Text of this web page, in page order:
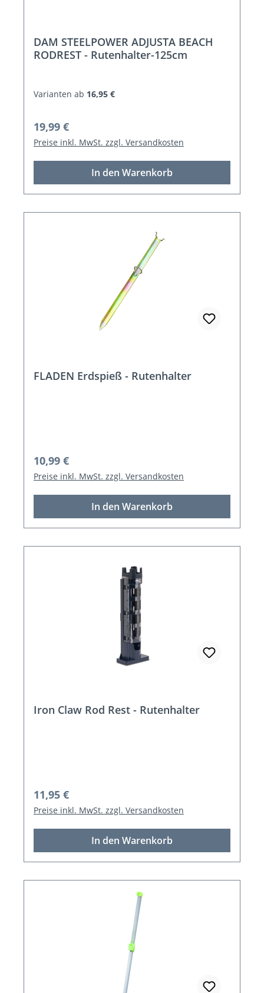
DAM STEELPOWER ADJUSTA BEACH
RODREST - Rutenhalter-125cm
Varianten ab 16,95 €
Regulärer Preis:
19,99 €
Preise inkl. MwSt. zzgl. Versandkosten
In den Warenkorb
FLADEN Erdspieß - Rutenhalter
Regulärer Preis:
10,99 €
Preise inkl. MwSt. zzgl. Versandkosten
In den Warenkorb
Iron Claw Rod Rest - Rutenhalter
Regulärer Preis:
11,95 €
Preise inkl. MwSt. zzgl. Versandkosten
In den Warenkorb